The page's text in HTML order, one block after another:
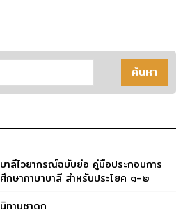
บาลีไวยากรณ์ฉบับย่อ คู่มือประกอบการ
ศึกษาภาษาบาลี สำหรับประโยค ๑-๒
นิทานชาดก